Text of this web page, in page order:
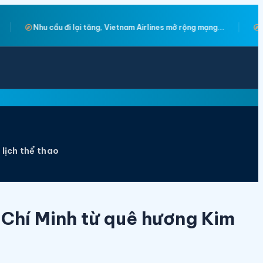
mở rộng mạng... exploreMãn nhãn đêm bán kết và Trang phục
lịch thể thao
Minh từ quê hương Kim